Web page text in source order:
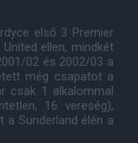
első 3 Premier
ellen, mindkét
02 és 2002/03 a
még csapatot a
csak 1 alkalommal
16 vereség),
a Sunderland élén a